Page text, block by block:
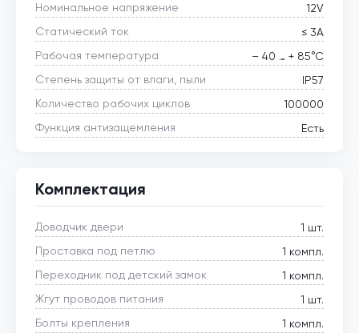
Номинальное напряжение
12V
Статический ток
≤ 3А
Рабочая температура
– 40 … + 85°С
Степень защиты от влаги, пыли
IP57
Количество рабочих циклов
100000
Функция антизащемления
Есть
Комплектация
Доводчик двери
1 шт.
Проставка под петлю
1 компл.
Переходник под детский замок
1 компл.
Жгут проводов питания
1 шт.
Болты крепления
1 компл.